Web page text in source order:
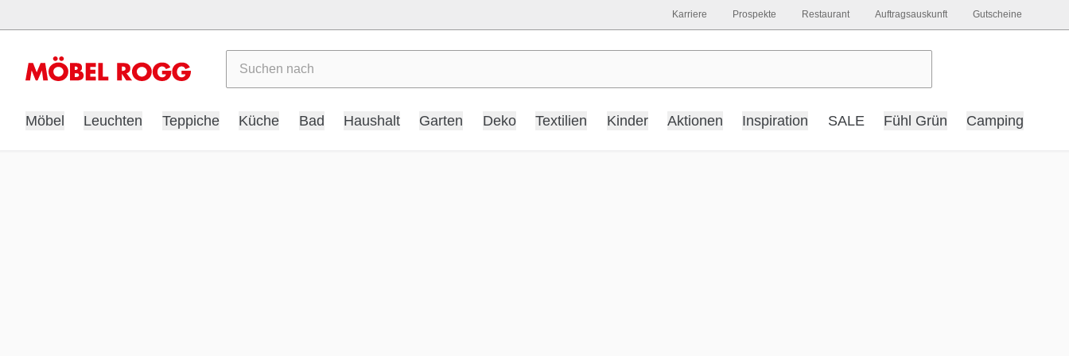
Möbel Leuchten Teppiche Küche Bad Haushalt Garten Deko Textilien Kinder Aktionen Inspiration SALE Fühl Grün Camping
Karriere Prospekte Restaurant Auftragsauskunft Gutscheine